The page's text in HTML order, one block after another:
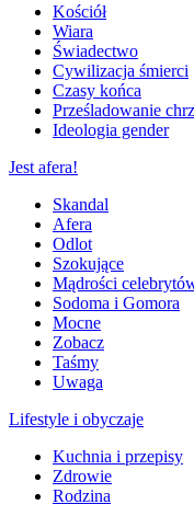
Kościół
Wiara
Świadectwo
Cywilizacja śmierci
Czasy końca
Prześladowanie
Ideologia gender
Jest afera!
Skandal
Afera
Odlot
Szokujące
Mądrości
Sodoma i Gomora
Mocne
Zobacz
Taśmy
Uwaga
Lifestyle i obyczaje
Kuchnia i przepisy
Zdrowie
Rodzina